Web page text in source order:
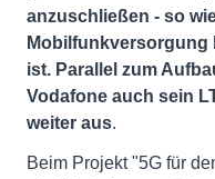
anzuschließen - so
Mobilfunkversorgung
ist. Parallel zum
Vodafone auch sein
weiter aus.
Beim Projekt "5G für